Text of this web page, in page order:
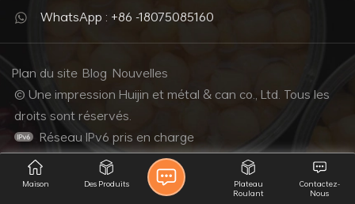
WhatsApp : +86 -18075085160
Plan du site Blog Nouvelles
© Une impression Huijin et métal & can co., Ltd. Tous les
droits sont réservés.
Réseau IPv6 pris en charge
Maison Des Produits
Contactez-
Nous
Plateau
Roulant